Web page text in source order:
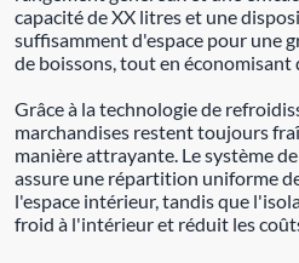
capacité de XX litres et une
suffisamment d'espace pour une
de boissons, tout en économisant
Grâce à la technologie de
marchandises restent toujours
manière attrayante. Le système
assure une répartition uniforme
l'espace intérieur, tandis que
froid à l'intérieur et réduit les